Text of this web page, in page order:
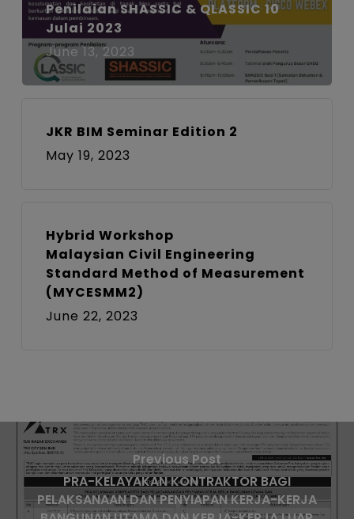
Penilaian SHASSIC & QLASSIC 10
Julai 2023
June 13, 2023
JKR BIM Seminar Edition 2
May 19, 2023
Hybrid Workshop
Malaysian Civil Engineering
Standard Method of Measurement
(MYCESMM2)
June 22, 2023
Previous Post
PRA-KELAYAKAN KONTRAKTOR BAGI
PELAKSANAAN DAN PENYIAPAN KERJA-KERJA